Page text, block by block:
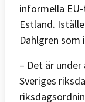
informella
Estland.
Dahlgren
– Det är
Sveriges